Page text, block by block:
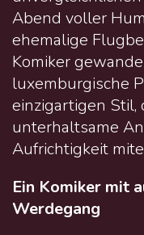
Abend voller
ehemalige
Komiker
luxemburgische
einzigartigen Stil,
unterhaltsame
Aufrichtigkeit
Ein Komiker mit
Werdegang